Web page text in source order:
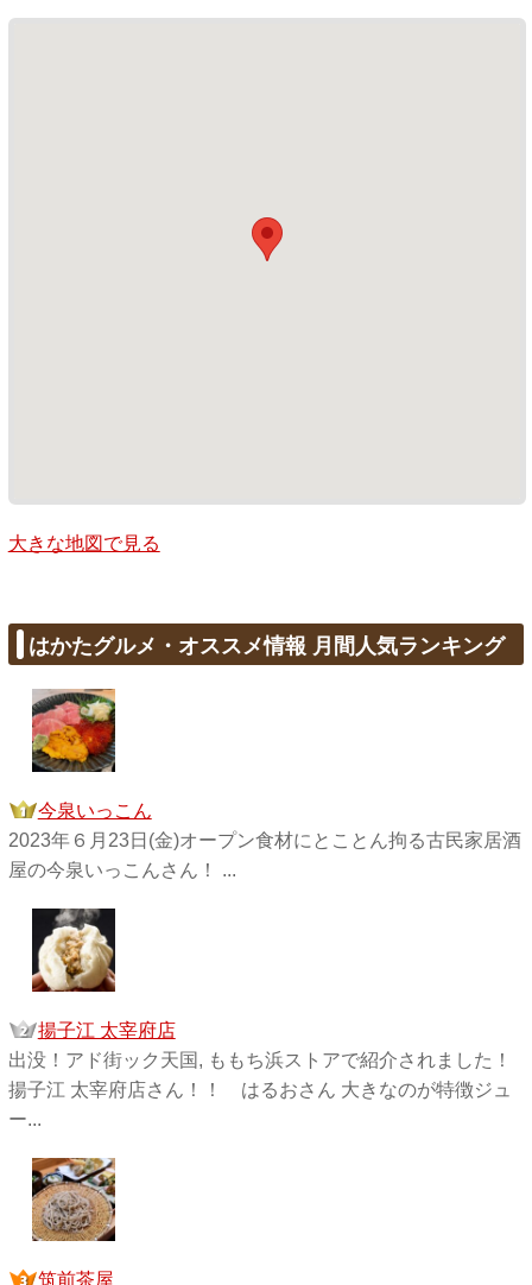
大きな地図で見る
はかたグルメ・オススメ情報 月間人気ランキング
今泉いっこん
2023年６月23日(金)オープン食材にとことん拘る古民家居酒
屋の今泉いっこんさん！ ...
揚子江 太宰府店
出没！アド街ック天国, ももち浜ストアで紹介されました！
揚子江 太宰府店さん！！ はるおさん 大きなのが特徴ジュ
ー...
筑前茶屋